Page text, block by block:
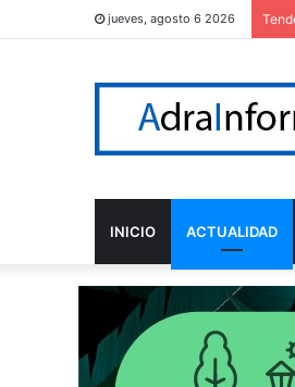
jueves, agosto 6 2026
INICIO ACTUALIDAD